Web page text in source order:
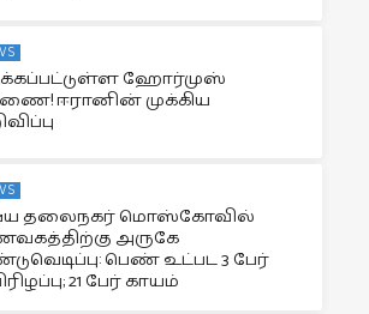
ஹோர்முஸ்
ஈரானின் முக்கிய
தலைநகர் மொஸ்கோவில்
அருகே
பெண் உட்பட 3 பேர்
21 பேர் காயம்